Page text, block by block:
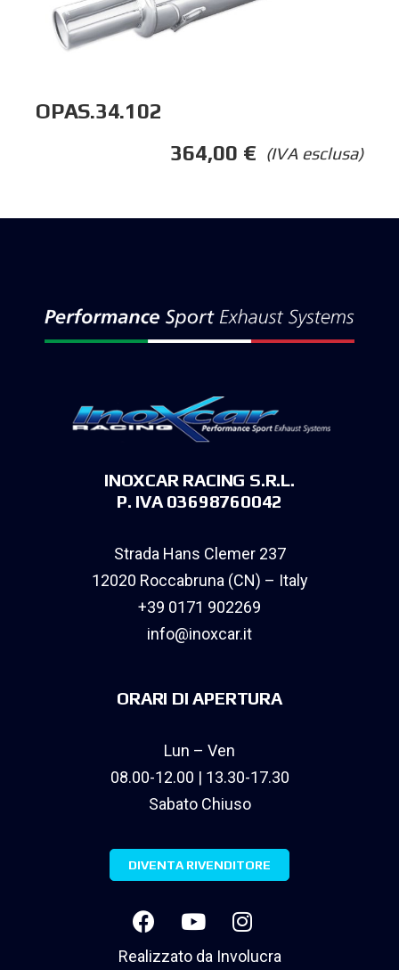
OPAS.34.102
(IVA esclusa)
364,00 €
INOXCAR RACING S.R.L.
P. IVA 03698760042
Strada Hans Clemer 237
12020 Roccabruna (CN) – Italy
+39 0171 902269
info@inoxcar.it
ORARI DI APERTURA
Lun – Ven
08.00-12.00 | 13.30-17.30
Sabato Chiuso
DIVENTA RIVENDITORE
Realizzato da Involucra